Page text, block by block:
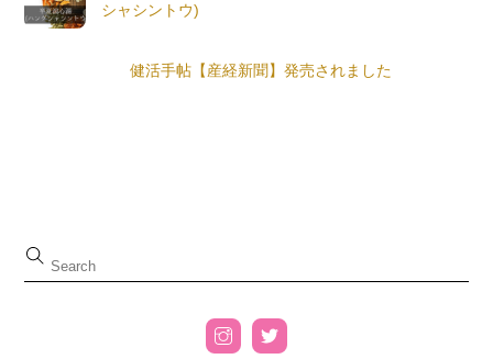
シャシントウ)
健活手帖【産経新聞】発売されました